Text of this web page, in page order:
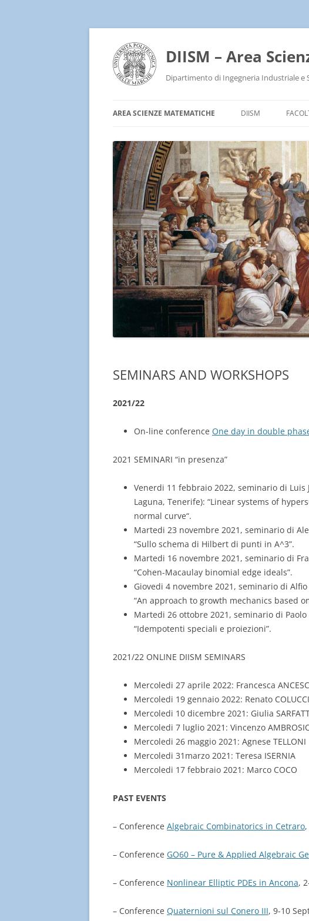
DIISM – Area
Dipartimento di Ingegneria Industriale e
AREA SCIENZE MATEMATICHE
PERSONALE
ATTIVITÀ DIDATTICA
ATTIVITÀ DI RICERCA
LINK D’INTERESSE
DIISM
SEMINARS AND WORKSHOPS
2021/22
On-line conference One day in double
2021 SEMINARI “in presenza”
Venerdi 11 febbraio 2022, seminario di Luis
Laguna, Tenerife): “Linear systems of
normal curve“.
Martedi 23 novembre 2021, seminario di
“Sullo schema di Hilbert di punti in A^3”.
Martedi 16 novembre 2021, seminario di
“Cohen-Macaulay binomial edge ideals”.
Giovedi 4 novembre 2021, seminario di Alfio
“An approach to growth mechanics based
Martedi 26 ottobre 2021, seminario di Paolo
“Idempotenti speciali e proiezioni”.
2021/22 ONLINE DIISM SEMINARS
Mercoledi 27 aprile 2022: Francesca
Mercoledi 19 gennaio 2022: Renato COLUCCI
Mercoledi 10 dicembre 2021: Giulia
Mercoledi 7 luglio 2021: Vincenzo
Mercoledi 26 maggio 2021: Agnese TELLONI
Mercoledi 31marzo 2021: Teresa ISERNIA
Mercoledi 17 febbraio 2021: Marco COCO
PAST EVENTS
– Conference Algebraic Combinatorics in Cetraro
– Conference GO60 – Pure & Applied Algebraic
– Conference Nonlinear Elliptic PDEs in Ancona,
– Conference Quaternioni sul Conero III, 9-10